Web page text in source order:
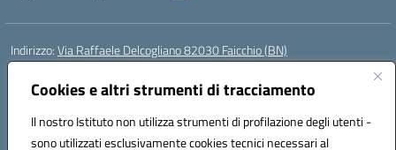
Cookies e altri strumenti di tracciamento
Il nostro Istituto non utilizza strumenti di profilazione degli utenti -
sono utilizzati esclusivamente cookies tecnici necessari al
Indirizzo:Via Raffaele Delcogliano 82030 Faicchio (BN)
Centralino:
Posta elettronica certificata (PEC):bnis02300v@pec.istruzione.it
Codice fiscale: 90003320620
Codice meccanografico:BNIS02300V